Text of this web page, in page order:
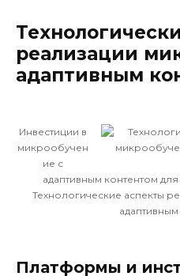
реализации
адаптивным
Инвестиции в
микрообучен
ие с
адаптивным контентом
Технологические аспекты
Платформы и